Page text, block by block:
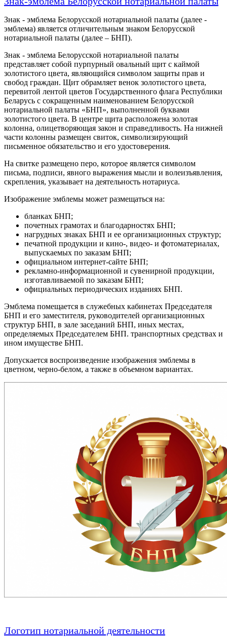
Знак - эмблема Белорусской нотариальной палаты (далее -
эмблема) является отличительным знаком Белорусской
нотариальной палаты (далее – БНП).
Знак - эмблема Белорусской нотариальной палаты
представляет собой пурпурный овальный щит с каймой
золотистого цвета, являющийся символом защиты прав и
свобод граждан. Щит обрамляет венок золотистого цвета,
перевитой лентой цветов Государственного флага Республики
Беларусь с сокращенным наименованием Белорусской
нотариальной палаты «БНП», выполненной буквами
золотистого цвета. В центре щита расположена золотая
колонна, олицетворяющая закон и справедливость. На нижней
части колонны размещен свиток, символизирующий
письменное обязательство и его удостоверения.
На свитке размещено перо, которое является символом
письма, подписи, явного выражения мысли и волеизъявления,
скрепления, указывает на деятельность нотариуса.
Изображение эмблемы может размещаться на:
бланках БНП;
почетных грамотах и благодарностях БНП;
нагрудных знаках БНП и ее организационных структур;
печатной продукции и кино-, видео- и фотоматериалах,
выпускаемых по заказам БНП;
официальном интернет-сайте БНП;
рекламно-информационной и сувенирной продукции,
изготавливаемой по заказам БНП;
официальных периодических изданиях БНП.
Эмблема помещается в служебных кабинетах Председателя
БНП и его заместителя, руководителей организационных
структур БНП, в зале заседаний БНП, иных местах,
определяемых Председателем БНП. транспортных средствах и
ином имуществе БНП.
Допускается воспроизведение изображения эмблемы в
цветном, черно-белом, а также в объемном вариантах.
Логотип нотариальной деятельности